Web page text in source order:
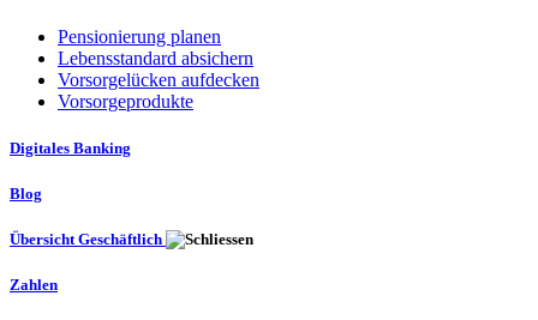
Pensionierung planen
Lebensstandard absichern
Vorsorgelücken aufdecken
Vorsorgeprodukte
Digitales Banking
Blog
Übersicht Geschäftlich
Zahlen